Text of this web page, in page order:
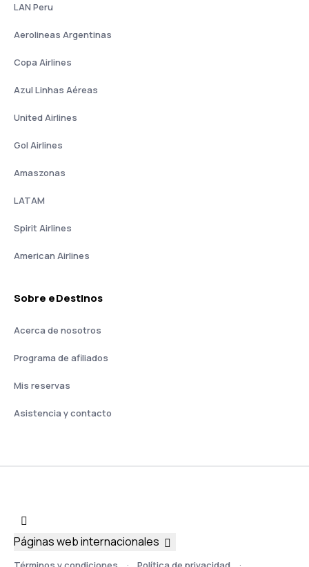
LAN Peru
Aerolineas Argentinas
Copa Airlines
Azul Linhas Aéreas
United Airlines
Gol Airlines
Amaszonas
LATAM
Spirit Airlines
American Airlines
Sobre eDestinos
Acerca de nosotros
Programa de afiliados
Mis reservas
Asistencia y contacto
Páginas web internacionales